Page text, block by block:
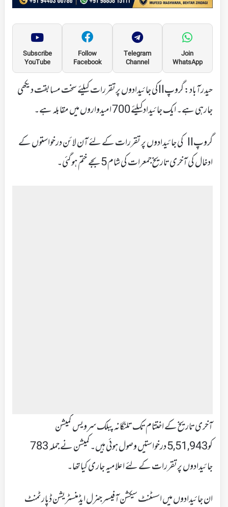
Join
WhatsApp
Telegram
Channel
Follow
Facebook
Subscribe
YouTube
حیدرآباد: گروپIIکی جائیدادوں پرتقررات کیلئے سخت مسابقت دیکھی
جارہی ہے۔ ایک جائیدادکیلئے 700 امیدواروں میں مقابلہ ہے۔
گروپII کی جائیدادوں پر تقررات کے لئے آن لائن درخواستوں کے
ادخال کی آخری تاریخ جمعرات کی شام 5بجے ختم ہوگئی۔
آخری تاریخ کے اختتام تک تلنگانہ پبلک سرویس کمیشن
کو5,51,943 درخواستیں وصول ہوئی ہیں۔کمیشن نے جملہ 783
جائیدادوں پرتقررات کے لئے اعلامیہ جاری کیاتھا۔
ان جائیدادوں میں اسسٹنٹ سیکشن آفیسرجنرل ایڈمنسٹریشن ڈپارٹمنٹ